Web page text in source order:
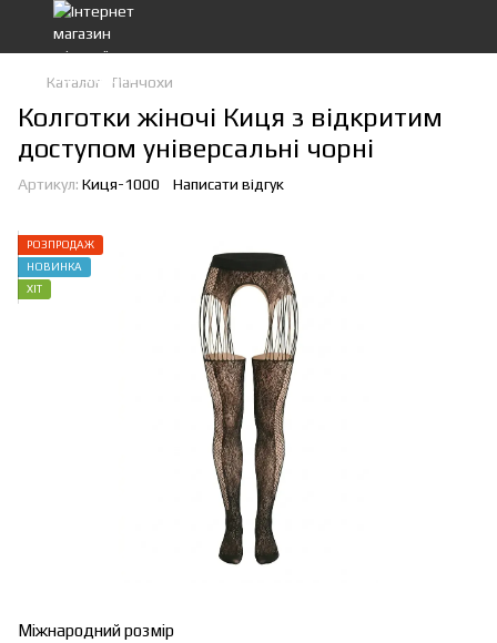
Каталог Панчохи
Колготки жіночі Киця з відкритим
доступом універсальні чорні
Артикул: Киця-1000 Написати відгук
РОЗПРОДАЖ
НОВИНКА
ХІТ
Міжнародний розмір